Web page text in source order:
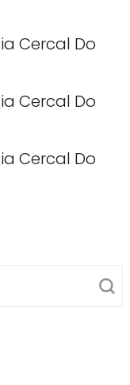
Cercal Do
Cercal Do
Cercal Do